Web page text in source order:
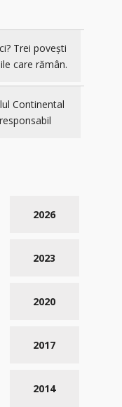
Trei povești
care rămân.
Continental
2026
2023
2020
2017
2014